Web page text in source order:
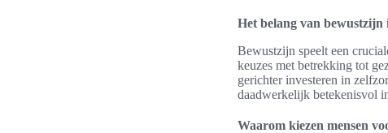
Het belang van bewustzijn
Bewustzijn speelt een
keuzes met betrekking tot
gerichter investeren in
daadwerkelijk betekenisvol
Waarom kiezen mensen